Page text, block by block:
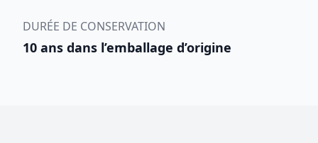
DURÉE DE CONSERVATION
10 ans dans l’emballage d’origine